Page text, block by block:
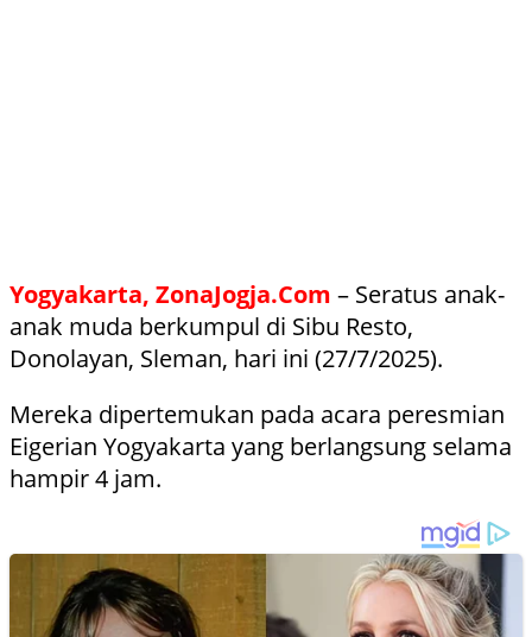
Yogyakarta, ZonaJogja.Com – Seratus anak-
anak muda berkumpul di Sibu Resto,
Donolayan, Sleman, hari ini (27/7/2025).
Mereka dipertemukan pada acara peresmian
Eigerian Yogyakarta yang berlangsung selama
hampir 4 jam.